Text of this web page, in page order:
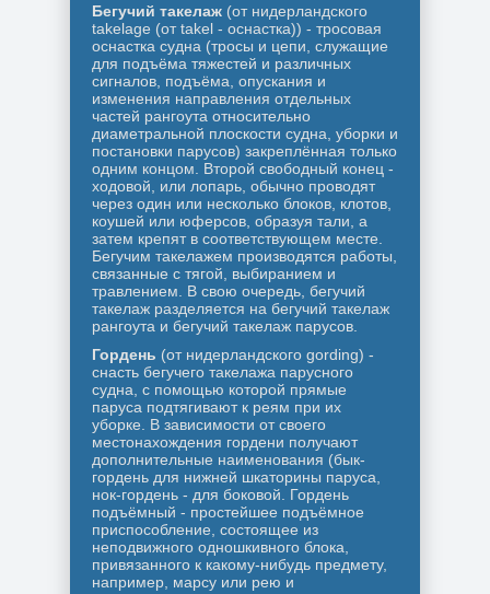
Бегучий такелаж (от нидерландского
takelage (от takel - оснастка)) - тросовая
оснастка судна (тросы и цепи, служащие
для подъёма тяжестей и различных
сигналов, подъёма, опускания и
изменения направления отдельных
частей рангоута относительно
диаметральной плоскости судна, уборки и
постановки парусов) закреплённая только
одним концом. Второй свободный конец -
ходовой, или лопарь, обычно проводят
через один или несколько блоков, клотов,
коушей или юферсов, образуя тали, а
затем крепят в соответствующем месте.
Бегучим такелажем производятся работы,
связанные с тягой, выбиранием и
травлением. В свою очередь, бегучий
такелаж разделяется на бегучий такелаж
рангоута и бегучий такелаж парусов.
Гордень (от нидерландского gording) -
снасть бегучего такелажа парусного
судна, с помощью которой прямые
паруса подтягивают к реям при их
уборке. В зависимости от своего
местонахождения гордени получают
дополнительные наименования (бык-
гордень для нижней шкаторины паруса,
нок-гордень - для боковой. Гордень
подъёмный - простейшее подъёмное
приспособление, состоящее из
неподвижного одношкивного блока,
привязанного к какому-нибудь предмету,
например, марсу или рею и